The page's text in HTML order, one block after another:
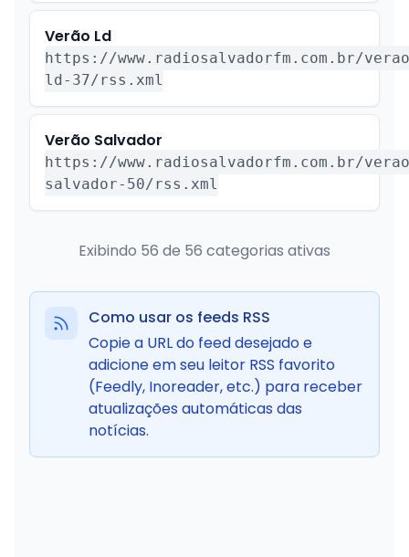
Verão Ld
https://www.radiosalvadorfm.com.br/
ld-37/rss.xml
Verão Salvador
https://www.radiosalvadorfm.com.br/
salvador-50/rss.xml
Exibindo 56 de 56 categorias ativas
Como usar os feeds RSS
Copie a URL do feed desejado e
adicione em seu leitor RSS favorito
(Feedly, Inoreader, etc.) para receber
atualizações automáticas das
notícias.